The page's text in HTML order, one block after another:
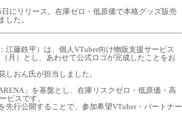
にリリース。在庫ゼロ・低原価で本格グッズ販売
した。
藤鉄平）は、個人VTuber向け物販支援サービス
月）とし、あわせて公式ロゴが完成したことをお
おん氏が担当しました。
」を基盤とし、在庫リスクゼロ・低原価・高
ビスです。
行公開することで、参加希望VTuber・パートナー